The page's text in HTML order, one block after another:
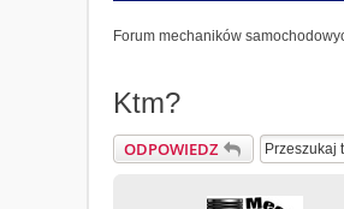
Forum mechaników
Ktm?
ODPOWIEDZ